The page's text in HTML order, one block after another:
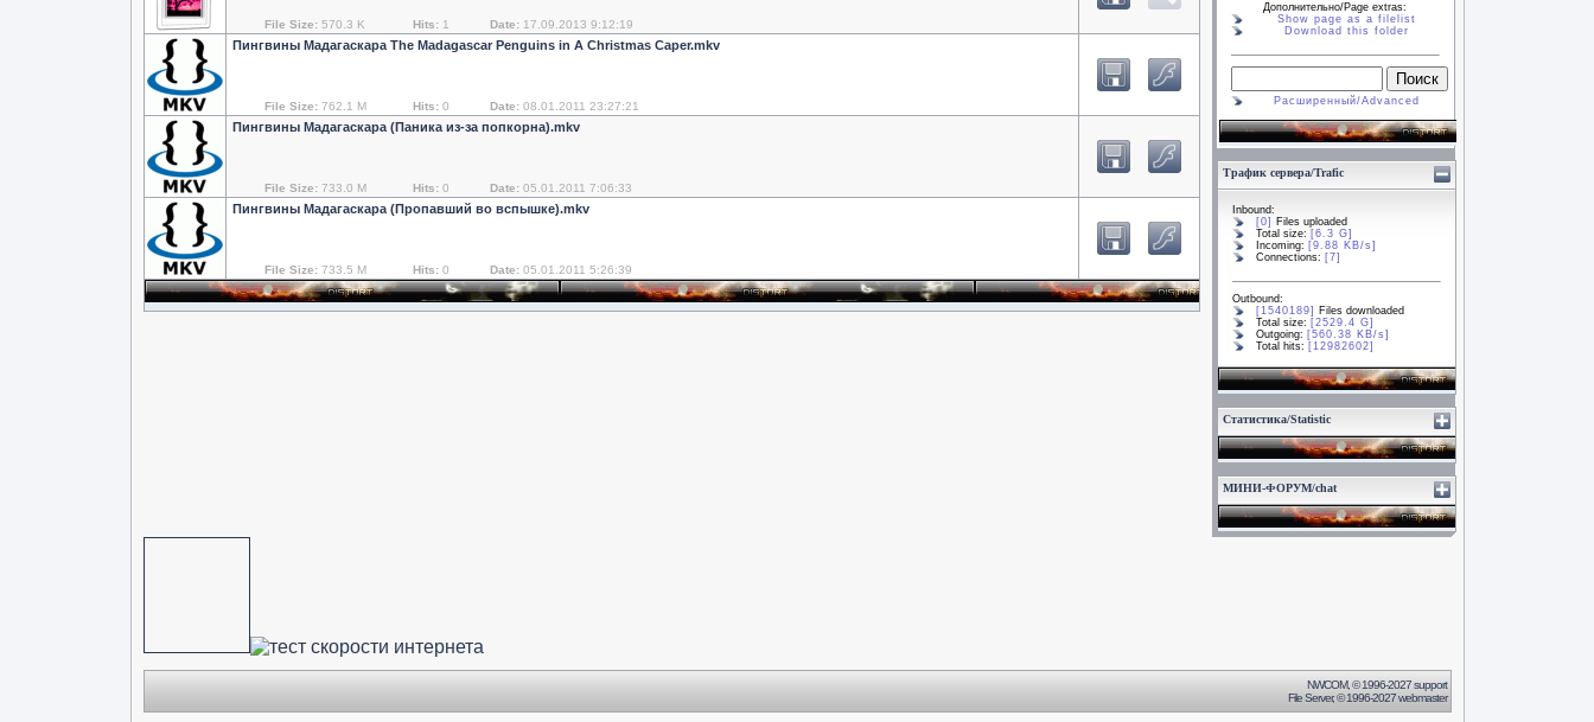
File Size:570.3 K Hits:1 Date:17.09.2013 9:12:19
Пингвины Мадагаскара The Madagascar Penguins in A Christmas Caper.mkv
File Size:762.1 M Hits:0 Date:08.01.2011 23:27:21
Пингвины Мадагаскара (Паника из-за попкорна).mkv
File Size:733.0 M Hits:0 Date:05.01.2011 7:06:33
Пингвины Мадагаскара (Пропавший во вспышке).mkv
File Size:733.5 M Hits:0 Date:05.01.2011 5:26:39
Дополнительно/Page extras:
Show page as a filelist
Download this folder
Расширенный/Advanced
Трафик сервера/Trafic
Inbound:
[0]
Files uploaded
Total size: [6.3 G]
Incoming: [9.88 KB/s]
Connections: [7]
Outbound:
[1540189]
Files downloaded
Total size: [2529.4 G]
Outgoing: [560.38 KB/s]
Total hits: [12982602]
Статистика/Statistic
МИНИ-ФОРУМ/chat
NWCOM, © 1996-2027support
File Server, © 1996-2027webmaster